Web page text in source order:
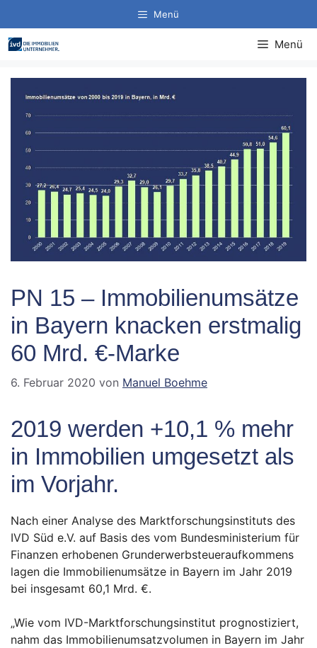
Inhalt
springen
Menü
Menü
PN 15 – Immobilienumsätze
in Bayern knacken erstmalig
60 Mrd. €-Marke
6. Februar 2020 von Manuel Boehme
2019 werden +10,1 % mehr
in Immobilien umgesetzt als
im Vorjahr.
Nach einer Analyse des Marktforschungsinstituts des
IVD Süd e.V. auf Basis des vom Bundesministerium für
Finanzen erhobenen Grunderwerbsteueraufkommens
lagen die Immobilienumsätze in Bayern im Jahr 2019
bei insgesamt 60,1 Mrd. €.
„Wie vom IVD-Marktforschungsinstitut prognostiziert,
nahm das Immobilienumsatzvolumen in Bayern im Jahr